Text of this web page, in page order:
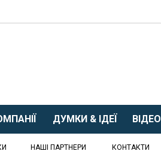
ДУМКИ & ІДЕЇ ВІДЕО
НАШІ ПАРТНЕРИ КОНТАКТИ